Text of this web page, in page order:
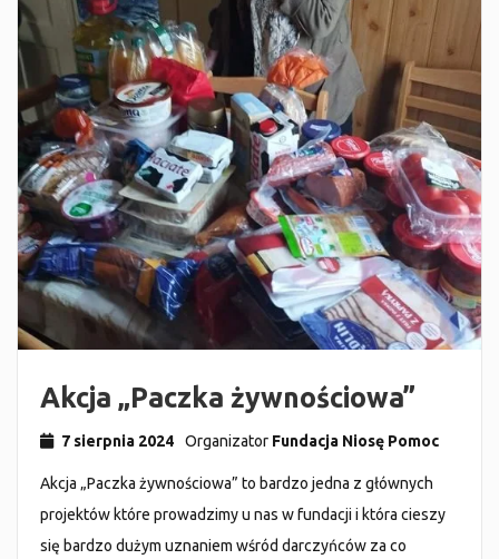
Akcja „Paczka żywnościowa”
7 sierpnia 2024 Organizator Fundacja Niosę Pomoc
Akcja „Paczka żywnościowa” to bardzo jedna z głównych
projektów które prowadzimy u nas w fundacji i która cieszy
się bardzo dużym uznaniem wśród darczyńców za co